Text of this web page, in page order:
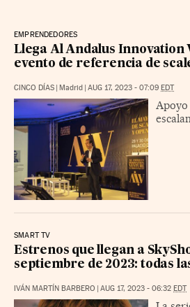
EMPRENDEDORES
Llega Al Andalus Innovation
evento de referencia de
CINCO DÍAS Madrid AUG 17, 2023 - 07:09 EDT
SMART TV
Estrenos que llegan a
septiembre de 2023: todas
IVÁN MARTÍN BARBERO AUG 17, 2023 - 06:32 EDT